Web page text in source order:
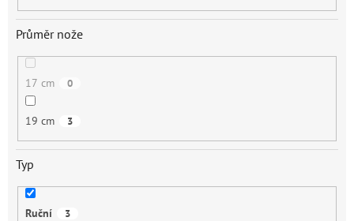
Průměr nože
17 cm 0
19 cm 3
Typ
Ruční 3